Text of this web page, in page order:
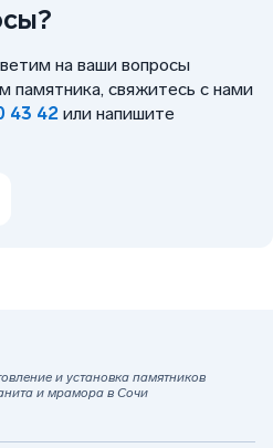
на ваши вопросы
свяжитесь с нами
43 42 или напишите
и установка памятников
и мрамора в Сочи